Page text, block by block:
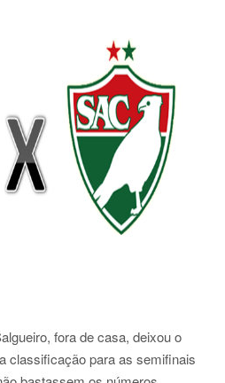
fora de casa, deixou o
classificação para as semifinais